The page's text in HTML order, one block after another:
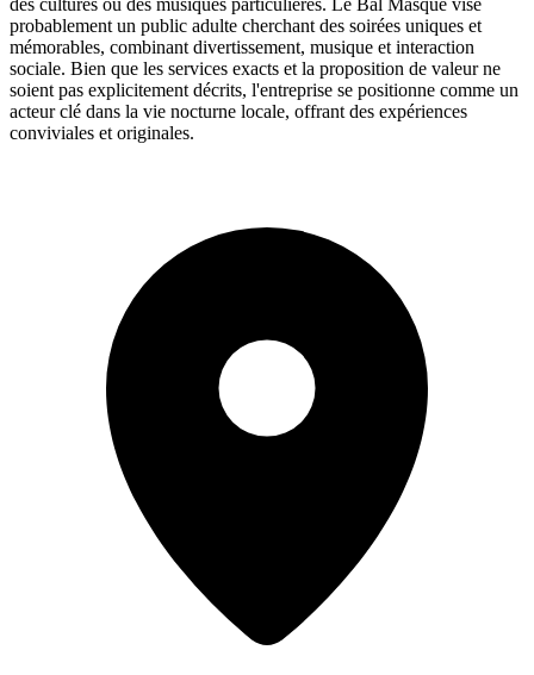
probablement un public adulte cherchant des soirées uniques et
mémorables, combinant divertissement, musique et interaction
sociale. Bien que les services exacts et la proposition de valeur ne
soient pas explicitement décrits, l'entreprise se positionne comme un
acteur clé dans la vie nocturne locale, offrant des expériences
conviviales et originales.